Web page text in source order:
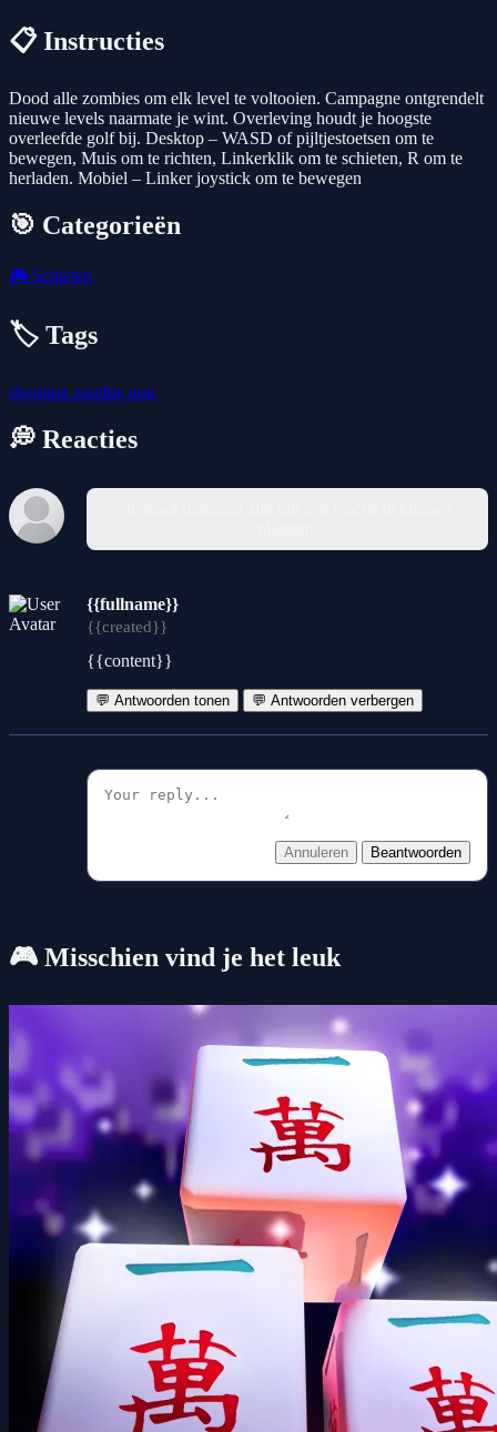
📋 Instructies
Dood alle zombies om elk level te voltooien. Campagne ontgrendelt
nieuwe levels naarmate je wint. Overleving houdt je hoogste
overleefde golf bij. Desktop – WASD of pijltjestoetsen om te
bewegen, Muis om te richten, Linkerklik om te schieten, R om te
herladen. Mobiel – Linker joystick om te bewegen
🎯 Categorieën
🎮 Schieten
🏷️ Tags
shooting zombie gun
💭 Reacties
{{fullname}}
{{created}}
{{content}}
💬 Antwoorden tonen 💬 Antwoorden verbergen
Annuleren Beantwoorden
🎮 Misschien vind je het leuk